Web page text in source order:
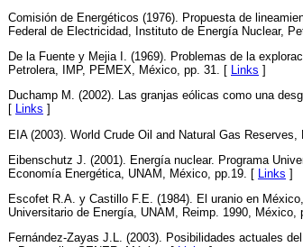
Comisión de Energéticos (1976). Propuesta de
Federal de Electricidad, Instituto de Energía Nuclear,
De la Fuente y Mejia I. (1969). Problemas de la
Petrolera, IMP, PEMEX, México, pp. 31. [ Links ]
Duchamp M. (2002). Las granjas eólicas como una
[ Links ]
EIA (2003). World Crude Oil and Natural Gas
Eibenschutz J. (2001). Energía nuclear. Programa
Economía Energética, UNAM, México, pp.19. [
Links ]
Escofet R.A. y Castillo F.E. (1984). El uranio en
Universitario de Energía, UNAM, Reimp. 1990, México,
Fernández-Zayas J.L. (2003). Posibilidades actuales